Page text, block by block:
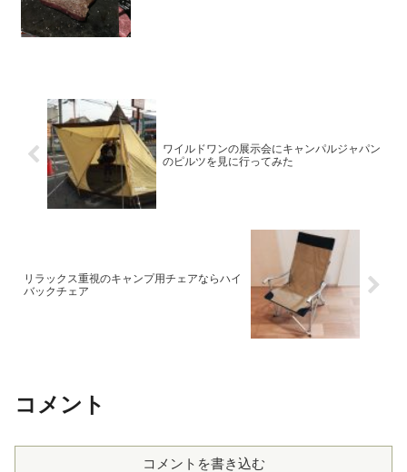
ワイルドワンの展示会にキャンパルジャパン
のピルツを見に行ってみた
リラックス重視のキャンプ用チェアならハイ
バックチェア
コメント
コメントを書き込む